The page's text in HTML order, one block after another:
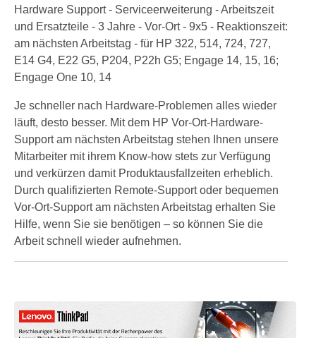
Hardware Support - Serviceerweiterung - Arbeitszeit
und Ersatzteile - 3 Jahre - Vor-Ort - 9x5 - Reaktionszeit:
am nächsten Arbeitstag - für HP 322, 514, 724, 727,
E14 G4, E22 G5, P204, P22h G5; Engage 14, 15, 16;
Engage One 10, 14
Je schneller nach Hardware-Problemen alles wieder
läuft, desto besser. Mit dem HP Vor-Ort-Hardware-
Support am nächsten Arbeitstag stehen Ihnen unsere
Mitarbeiter mit ihrem Know-how stets zur Verfügung
und verkürzen damit Produktausfallzeiten erheblich.
Durch qualifizierten Remote-Support oder bequemen
Vor-Ort-Support am nächsten Arbeitstag erhalten Sie
Hilfe, wenn Sie sie benötigen – so können Sie die
Arbeit schnell wieder aufnehmen.